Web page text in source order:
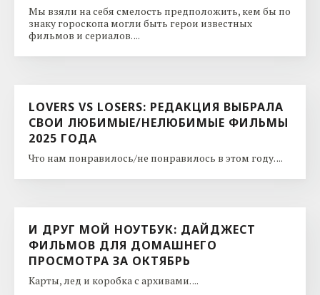
Мы взяли на себя смелость предположить, кем бы по
знаку гороскопа могли быть герои известных
фильмов и сериалов. ...
LOVERS VS LOSERS: РЕДАКЦИЯ ВЫБРАЛА
СВОИ ЛЮБИМЫЕ/НЕЛЮБИМЫЕ ФИЛЬМЫ
2025 ГОДА
Что нам понравилось/не понравилось в этом году. ...
И ДРУГ МОЙ НОУТБУК: ДАЙДЖЕСТ
ФИЛЬМОВ ДЛЯ ДОМАШНЕГО
ПРОСМОТРА ЗА ОКТЯБРЬ
Карты, лед и коробка с архивами. ...